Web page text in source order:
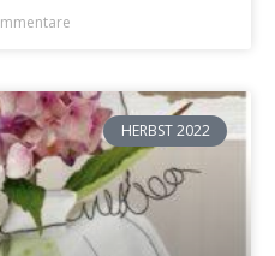
HERBST 2022